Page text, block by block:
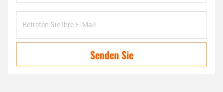
Senden Sie